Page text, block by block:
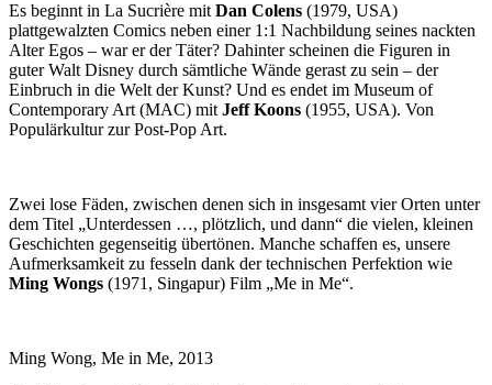
Es beginnt in La Sucrière mit Dan Colens (1979, USA)
plattgewalzten Comics neben einer 1:1 Nachbildung seines nackten
Alter Egos – war er der Täter? Dahinter scheinen die Figuren in
guter Walt Disney durch sämtliche Wände gerast zu sein – der
Einbruch in die Welt der Kunst? Und es endet im Museum of
Contemporary Art (MAC) mit Jeff Koons (1955, USA). Von
Populärkultur zur Post-Pop Art.
Zwei lose Fäden, zwischen denen sich in insgesamt vier Orten unter
dem Titel „Unterdessen …, plötzlich, und dann“ die vielen, kleinen
Geschichten gegenseitig übertönen. Manche schaffen es, unsere
Aufmerksamkeit zu fesseln dank der technischen Perfektion wie
Ming Wongs (1971, Singapur) Film „Me in Me“.
Ming Wong, Me in Me, 2013